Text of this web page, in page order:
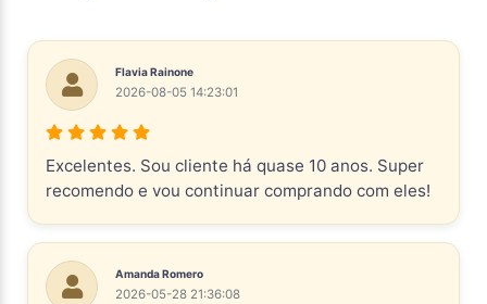
Flavia Rainone
2026-08-05 14:23:01
Excelentes. Sou cliente há quase 10 anos. Super
recomendo e vou continuar comprando com eles!
Amanda Romero
2026-05-28 21:36:08